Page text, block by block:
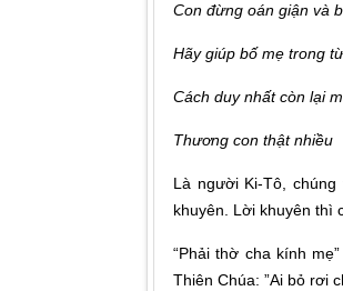
Con đừng oán giận và
Hãy giúp bố mẹ trong
Cách duy nhất còn lại
Thương con thật nhiều
Là người Ki-Tô,
khuyên. Lời khuyên thì
“Phải thờ cha kính
Thiên Chúa: ”Ai bỏ rơi